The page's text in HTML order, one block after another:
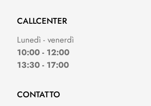
CALLCENTER
Lunedì - venerdì
10:00 - 12:00
13:30 - 17:00
CONTATTO